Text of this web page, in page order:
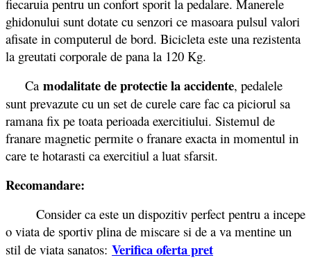
fiecaruia pentru un confort sporit la pedalare. Manerele
ghidonului sunt dotate cu senzori ce masoara pulsul valori
afisate in computerul de bord. Bicicleta este una rezistenta
la greutati corporale de pana la 120 Kg.
Ca modalitate de protectie la accidente, pedalele
sunt prevazute cu un set de curele care fac ca piciorul sa
ramana fix pe toata perioada exercitiului. Sistemul de
franare magnetic permite o franare exacta in momentul in
care te hotarasti ca exercitiul a luat sfarsit.
Recomandare:
Consider ca este un dispozitiv perfect pentru a incepe
o viata de sportiv plina de miscare si de a va mentine un
stil de viata sanatos: Verifica oferta pret